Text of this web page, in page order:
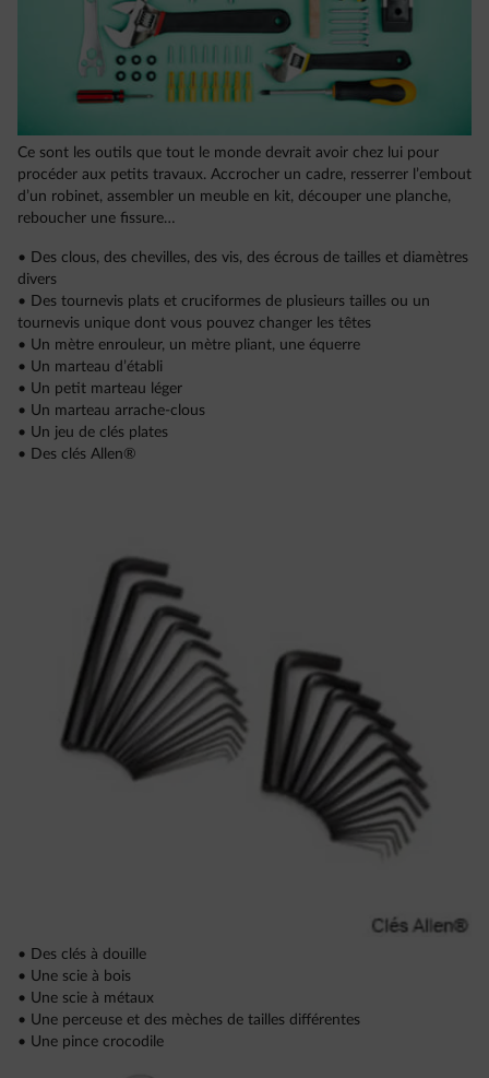
Ce sont les outils que tout le monde devrait avoir chez lui pour
procéder aux petits travaux. Accrocher un cadre, resserrer l’embout
d’un robinet, assembler un meuble en kit, découper une planche,
reboucher une fissure…
• Des clous, des chevilles, des vis, des écrous de tailles et diamètres
divers
• Des tournevis plats et cruciformes de plusieurs tailles ou un
tournevis unique dont vous pouvez changer les têtes
• Un mètre enrouleur, un mètre pliant, une équerre
• Un marteau d’établi
• Un petit marteau léger
• Un marteau arrache-clous
• Un jeu de clés plates
• Des clés Allen®
• Des clés à douille
• Une scie à bois
• Une scie à métaux
• Une perceuse et des mèches de tailles différentes
• Une pince crocodile